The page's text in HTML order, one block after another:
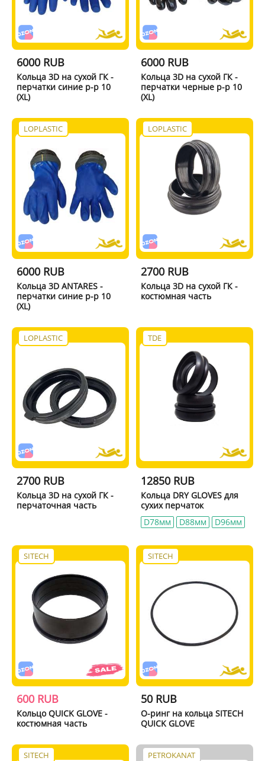
6000 RUB
Кольца 3D на сухой ГК -
перчатки синие р-р 10
(XL)
6000 RUB
Кольца 3D на сухой ГК -
перчатки черные р-р 10
(XL)
LOPLASTIC
6000 RUB
Кольца 3D ANTARES -
перчатки синие р-р 10
(XL)
LOPLASTIC
2700 RUB
Кольца 3D на сухой ГК -
костюмная часть
LOPLASTIC
2700 RUB
Кольца 3D на сухой ГК -
перчаточная часть
TDE
12850 RUB
Кольца DRY GLOVES для
сухих перчаток
D78мм
D88мм D96мм
SITECH
600 RUB
Кольцо QUICK GLOVE -
костюмная часть
SITECH
50 RUB
О-ринг на кольца SITECH
QUICK GLOVE
SITECH PETROKANAT